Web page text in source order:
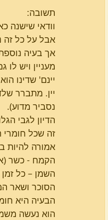
תשובה:
וודאי שישנה
אבל על כל זה
אך בעיה
מעניין ויש
יינם' שדינו
יין. מתברר
נסביר מדוע).
הדיון לגבי
זה שכל
אמורה להיות
הקמח - כשר
השמן – כל
הסוכר ושאר
הבעיה היא
הוא נעשה
פרשת ויקהל פקודי